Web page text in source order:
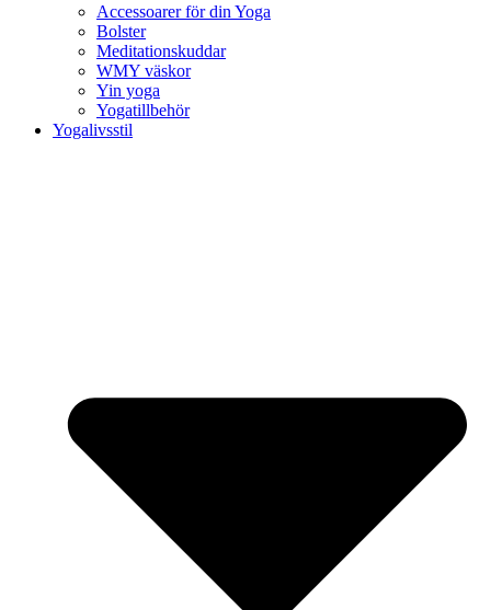
Accessoarer för din Yoga
Bolster
Meditationskuddar
WMY väskor
Yin yoga
Yogatillbehör
Yogalivsstil